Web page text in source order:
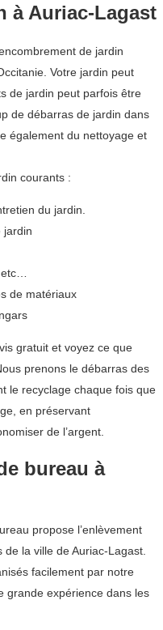
à Auriac-Lagast
de jardin
Votre jardin peut
de jardin peut parfois être
de débarras de jardin dans
également du nettoyage et
courants :
du jardin.
jardin
de matériaux
gratuit et voyez ce que
prenons le débarras des
le recyclage chaque fois que
en préservant
de l’argent.
bureau à
propose l’enlèvement
la ville de Auriac-Lagast.
facilement par notre
grande expérience dans les